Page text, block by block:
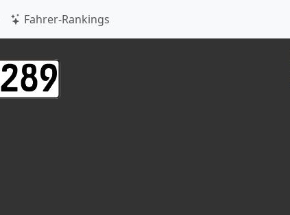
Fahrer-Rankings